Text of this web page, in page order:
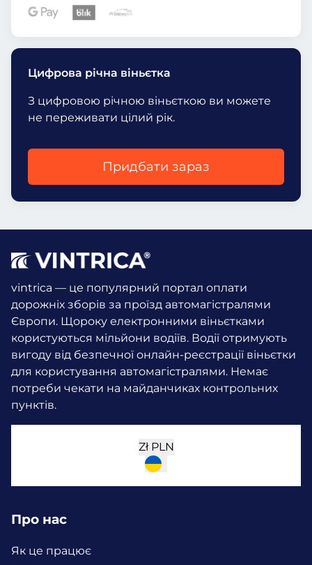
Цифрова річна віньєтка
З цифровою річною віньєткою ви можете
не переживати цілий рік.
Придбати зараз
vintrica — це популярний портал оплати
дорожніх зборів за проїзд автомагістралями
Європи. Щороку електронними віньєтками
користуються мільйони водіїв. Водії отримують
вигоду від безпечної онлайн-реєстрації віньєтки
для користування автомагістралями. Немає
потреби чекати на майданчиках контрольних
пунктів.
Zł PLN
Про нас
Як це працює